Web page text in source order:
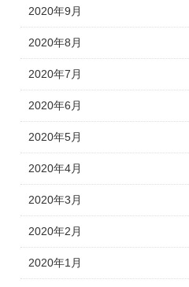
2020年9月
2020年8月
2020年7月
2020年6月
2020年5月
2020年4月
2020年3月
2020年2月
2020年1月